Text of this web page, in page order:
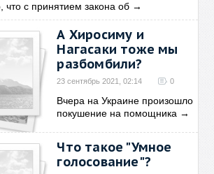
что с принятием закона об →
А Хиросиму и
Нагасаки тоже мы
разбомбили?
23 сентябрь 2021, 02:14 0
Вчера на Украине произошло
покушение на помощника →
Что такое "Умное
голосование"?